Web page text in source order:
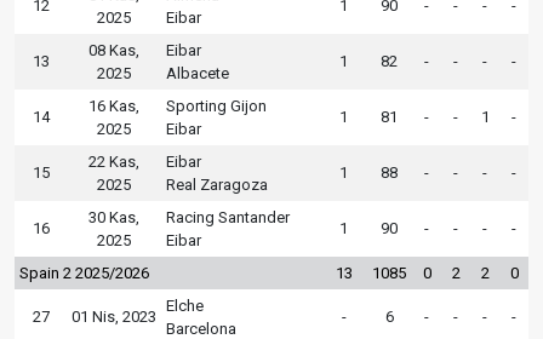
12
2025
Eibar
1 90 - - - -
13
08 Kas,
2025
Eibar
Albacete
1 82 - - - -
14
16 Kas,
2025
Sporting Gijon
Eibar
1 81 - - 1 -
15
22 Kas,
2025
Eibar
Real Zaragoza
1 88 - - - -
16
30 Kas,
2025
Racing Santander
Eibar
1 90 - - - -
Spain 2 2025/2026 13 1085 0 2 2 0
27 01 Nis, 2023
Elche
Barcelona
- 6 - - - -